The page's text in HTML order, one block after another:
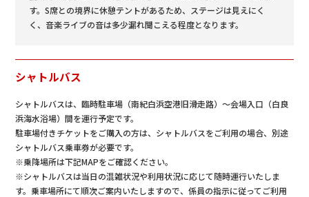
す。S席との境界に休憩テントがあるため、ステージは見えにく
く、音楽ライブの音は多少漏れ聞こえる程度となります。
シャトルバス
シャトルバスは、臨時駐車場（南紀白浜空港旧滑走路）〜会場入口（白良
浜海水浴場）間を運行予定です。
駐車場付きチケットをご購入の方は、シャトルバスをご利用の場合、別途
シャトルバス乗車券が必要です。
※乗降場所は下記MAPをご確認ください。
※シャトルバスは当日の混雑状況や利用状況に応じて随時運行いたしま
す。乗車場所にて順次ご案内いたしますので、係員の指示に従ってご利用